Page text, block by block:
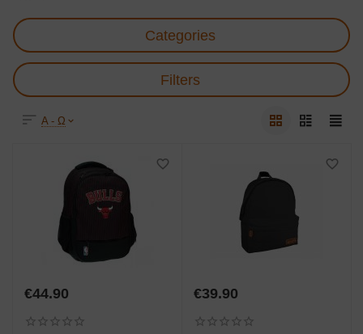
Categories
Filters
Α - Ω
€44.90 €39.90